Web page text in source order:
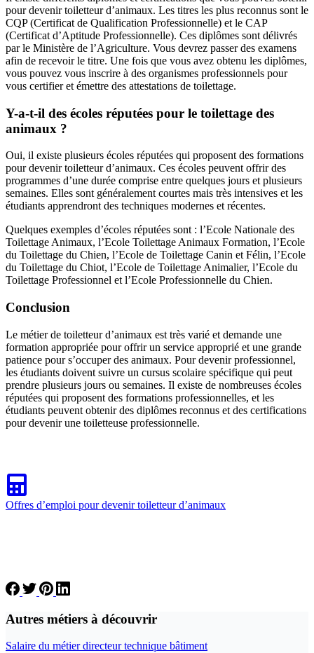
pour devenir toiletteur d’animaux. Les titres les plus reconnus sont le
CQP (Certificat de Qualification Professionnelle) et le CAP
(Certificat d’Aptitude Professionnelle). Ces diplômes sont délivrés
par le Ministère de l’Agriculture. Vous devrez passer des examens
afin de recevoir le titre. Une fois que vous avez obtenu les diplômes,
vous pouvez vous inscrire à des organismes professionnels pour
vous certifier et émettre des attestations de toilettage.
Y-a-t-il des écoles réputées pour le toilettage des
animaux ?
Oui, il existe plusieurs écoles réputées qui proposent des formations
pour devenir toiletteur d’animaux. Ces écoles peuvent offrir des
programmes d’une durée comprise entre quelques jours et plusieurs
semaines. Elles sont généralement courtes mais très intensives et les
étudiants apprendront des techniques modernes et récentes.
Quelques exemples d’écoles réputées sont : l’Ecole Nationale des
Toilettage Animaux, l’Ecole Toilettage Animaux Formation, l’Ecole
du Toilettage du Chien, l’Ecole de Toilettage Canin et Félin, l’Ecole
du Toilettage du Chiot, l’Ecole de Toilettage Animalier, l’Ecole du
Toilettage Professionnel et l’Ecole Professionnelle du Chien.
Conclusion
Le métier de toiletteur d’animaux est très varié et demande une
formation appropriée pour offrir un service approprié et une grande
patience pour s’occuper des animaux. Pour devenir professionnel,
les étudiants doivent suivre un cursus scolaire spécifique qui peut
prendre plusieurs jours ou semaines. Il existe de nombreuses écoles
réputées qui proposent des formations professionnelles, et les
étudiants peuvent obtenir des diplômes reconnus et des certifications
pour devenir une toiletteuse professionnelle.
Offres d’emploi pour devenir toiletteur d’animaux
Autres métiers à découvrir
Salaire du métier directeur technique bâtiment